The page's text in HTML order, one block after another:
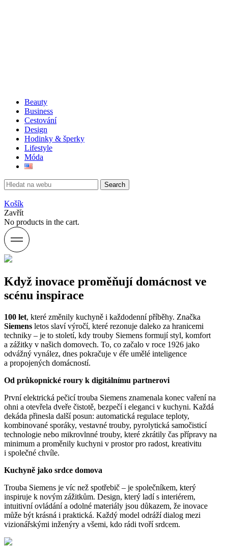
Beauty
Business
Cestování
Design
Hodinky & šperky
Lifestyle
Móda
Search
Košík
Zavřít
No products in the cart.
Když inovace proměňují domácnost ve
scénu inspirace
100 let, které změnily kuchyně i každodenní příběhy. Značka
Siemens letos slaví výročí, které rezonuje daleko za hranicemi
techniky – je to století, kdy trouby Siemens formují styl, komfort
a zážitky v našich domovech. To, co začalo v roce 1926 jako
odvážný vynález, dnes pokračuje v éře umělé inteligence
a propojených domácností.
Od průkopnické roury k digitálnímu partnerovi
První elektrická pečicí trouba Siemens znamenala konec vaření na
ohni a otevřela dveře čistotě, bezpečí i eleganci v kuchyni. Každá
dekáda přinesla další posun: automatická regulace teploty,
kombinované sporáky, vestavné trouby, pyrolytická samočisticí
technologie nebo mikrovlnné trouby, které zkrátily čas přípravy na
minimum a proměnily kuchyni v prostor pro radost, kreativitu
i společné chvíle.
Kuchyně jako srdce domova
Trouba Siemens je víc než spotřebič – je společníkem, který
inspiruje k novým zážitkům. Design, který ladí s interiérem,
intuitivní ovládání a odolné materiály jsou důkazem, že inovace
může být krásná i praktická. Každý model odráží dialog mezi
vizionářskými inženýry a všemi, kdo rádi tvoří srdcem.